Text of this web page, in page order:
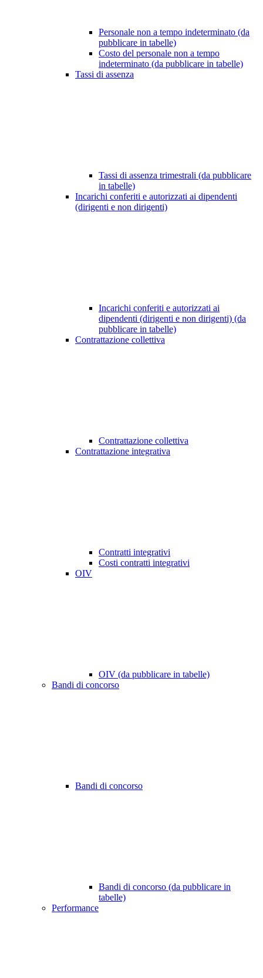
Personale non a tempo indeterminato (da
pubblicare in tabelle)
Costo del personale non a tempo
indeterminato (da pubblicare in tabelle)
Tassi di assenza
Tassi di assenza trimestrali (da pubblicare
in tabelle)
Incarichi conferiti e autorizzati ai dipendenti
(dirigenti e non dirigenti)
Incarichi conferiti e autorizzati ai
dipendenti (dirigenti e non dirigenti) (da
pubblicare in tabelle)
Contrattazione collettiva
Contrattazione collettiva
Contrattazione integrativa
Contratti integrativi
Costi contratti integrativi
OIV
OIV (da pubblicare in tabelle)
Bandi di concorso
Bandi di concorso
Bandi di concorso (da pubblicare in
tabelle)
Performance